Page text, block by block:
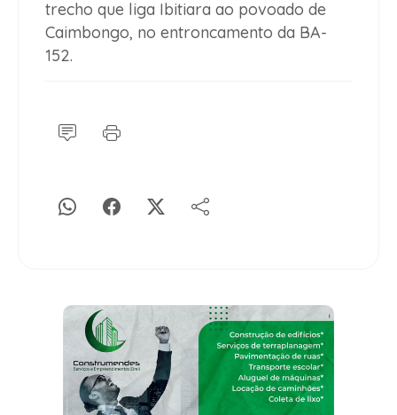
trecho que liga Ibitiara ao povoado de
Caimbongo, no entroncamento da BA-
152.